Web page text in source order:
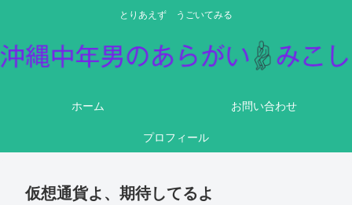
とりあえず うごいてみる
ホーム
お問い合わせ
プロフィール
仮想通貨よ、期待してるよ